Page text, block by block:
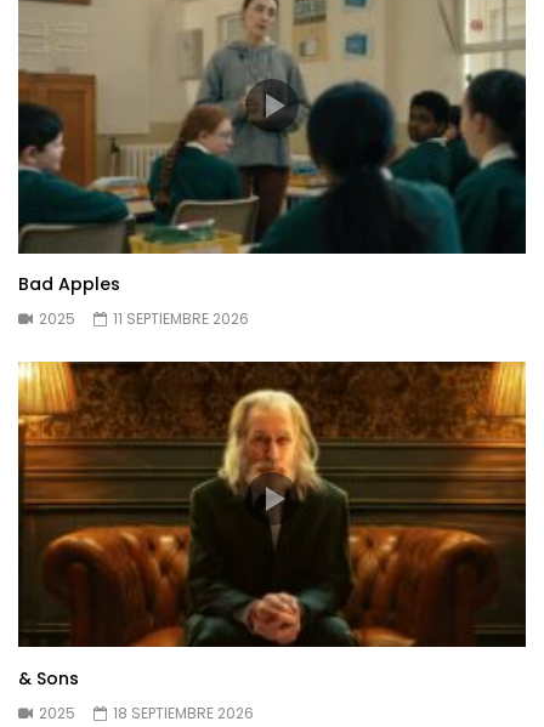
Bad Apples
2025 11 SEPTIEMBRE 2026
& Sons
2025 18 SEPTIEMBRE 2026